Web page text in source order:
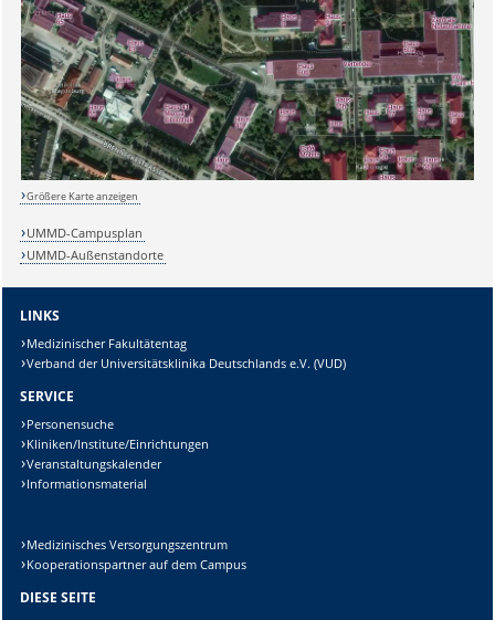
Sicherheitsabfrage:
Lösung:
Größere Karte anzeigen
UMMD-Campusplan
UMMD-Außenstandorte
LINKS
Medizinischer Fakultätentag
Verband der Universitätsklinika Deutschlands e.V. (VUD)
SERVICE
Personensuche
Kliniken/Institute/Einrichtungen
Veranstaltungskalender
Informationsmaterial
Medizinisches Versorgungszentrum
Kooperationspartner auf dem Campus
DIESE SEITE